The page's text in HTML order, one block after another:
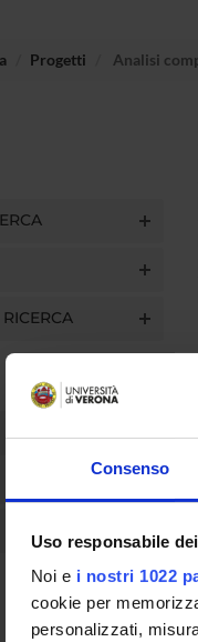
Consenso
Uso responsabile
Noi e i nostri 1022
cookie per
personalizzati,
Progetti Analisi